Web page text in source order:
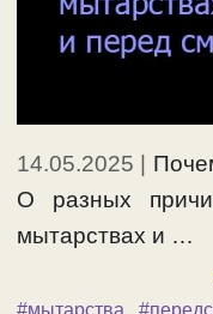
14.05.2025
О разных
мытарствах и …